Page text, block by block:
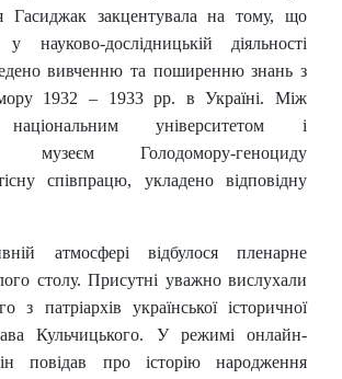
Гасиджак закцентувала на тому, що
науково-дослідницькій діяльності
вивченню та поширенню знань з
1932 – 1933 рр. в Україні. Між
університетом і
музеєм Голодомору-геноциду
співпрацю, укладено відповідну
атмосфері відбулося пленарне
столу. Присутні уважно вислухали
з патріархів української історичної
Кульчицького. У режимі онлайн-
повідав про історію народження